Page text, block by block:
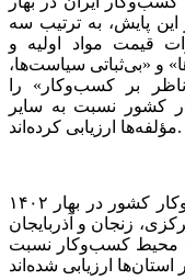
این پایش، به ترتیب سه
قیمت مواد اولیه و
و «بی‌ثباتی سیاست‌ها،
بر کسب‌وکار» را
کشور نسبت به سایر
مؤلفه‌ها ارزیابی کرده‌اند.
بررسی یافته‌های پایش ملی محیط کسب‌وکار کشور در بهار ۱۴۰۲
زنجان و آذربایجان
محیط کسب‌وکار نسبت